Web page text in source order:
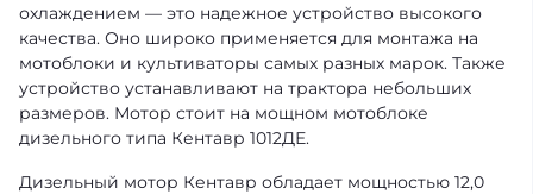
охлаждением — это надежное устройство высокого
качества. Оно широко применяется для монтажа на
мотоблоки и культиваторы самых разных марок. Также
устройство устанавливают на трактора небольших
размеров. Мотор стоит на мощном мотоблоке
дизельного типа Кентавр 1012ДЕ.
Дизельный мотор Кентавр обладает мощностью 12,0